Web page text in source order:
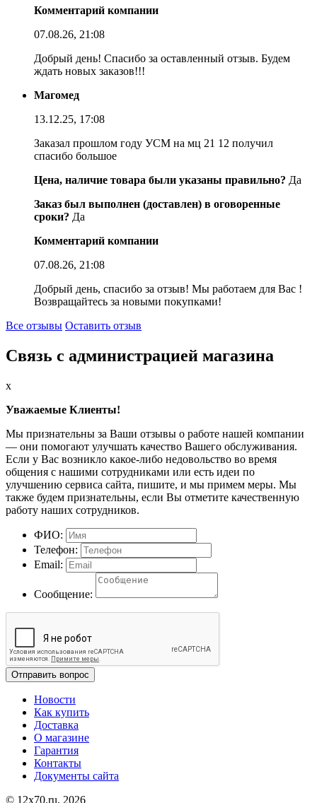
Комментарий компании
07.08.26, 21:08
Добрый день! Спасибо за оставленный отзыв. Будем
ждать новых заказов!!!
Магомед
13.12.25, 17:08
Заказал прошлом году УСМ на мц 21 12 получил
спасибо большое
Цена, наличие товара были указаны правильно? Да
Заказ был выполнен (доставлен) в оговоренные
сроки? Да
Комментарий компании
07.08.26, 21:08
Добрый день, спасибо за отзыв! Мы работаем для Вас !
Возвращайтесь за новыми покупками!
Все отзывы Оставить отзыв
Связь с администрацией магазина
x
Уважаемые Клиенты!
Мы признательны за Ваши отзывы о работе нашей компании
— они помогают улучшать качество Вашего обслуживания.
Если у Вас возникло какое-либо недовольство во время
общения с нашими сотрудниками или есть идеи по
улучшению сервиса сайта, пишите, и мы примем меры. Мы
также будем признательны, если Вы отметите качественную
работу наших сотрудников.
ФИО:
Телефон:
Email:
Сообщение:
Отправить вопрос
Новости
Как купить
Доставка
О магазине
Гарантия
Контакты
Документы сайта
© 12x70.ru, 2026